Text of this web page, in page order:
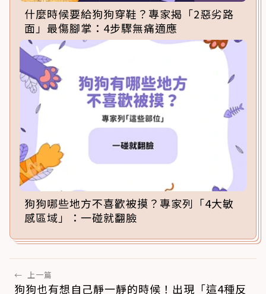
什麼時候要給狗狗穿鞋？專家揭「2惡劣路
面」最傷腳掌：4步驟無痛適應
狗狗哪些地方不喜歡被摸？專家列「4大敏
感區域」：一碰就翻臉
← 上一篇
狗狗也有想自己靜一靜的時候！出現「這4種反